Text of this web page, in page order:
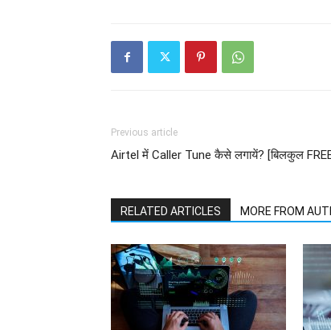
Previous article
Airtel में Caller Tune कैसे लगायें? [बिलकुल
RELATED ARTICLES MORE FROM